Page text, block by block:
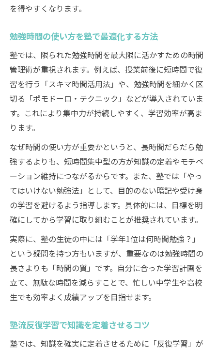
を得やすくなります。
勉強時間の使い方を塾で最適化する方法
塾では、限られた勉強時間を最大限に活かすための時間
管理術が重視されます。例えば、授業前後に短時間で復
習を行う「スキマ時間活用法」や、勉強時間を細かく区
切る「ポモドーロ・テクニック」などが導入されていま
す。これにより集中力が持続しやすく、学習効率が高ま
ります。
なぜ時間の使い方が重要かというと、長時間だらだら勉
強するよりも、短時間集中型の方が知識の定着やモチベ
ーション維持につながるからです。また、塾では「やっ
てはいけない勉強法」として、目的のない暗記や受け身
の学習を避けるよう指導します。具体的には、目標を明
確にしてから学習に取り組むことが推奨されています。
実際に、塾の生徒の中には「学年1位は何時間勉強？」
という疑問を持つ方もいますが、重要なのは勉強時間の
長さよりも「時間の質」です。自分に合った学習計画を
立て、無駄な時間を減らすことで、忙しい中学生や高校
生でも効率よく成績アップを目指せます。
塾流反復学習で知識を定着させるコツ
塾では、知識を確実に定着させるために「反復学習」が